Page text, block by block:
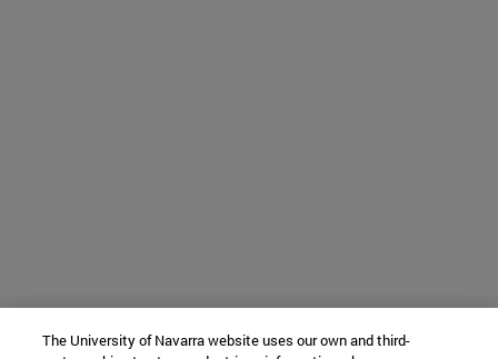
The University of Navarra website uses our own and third-